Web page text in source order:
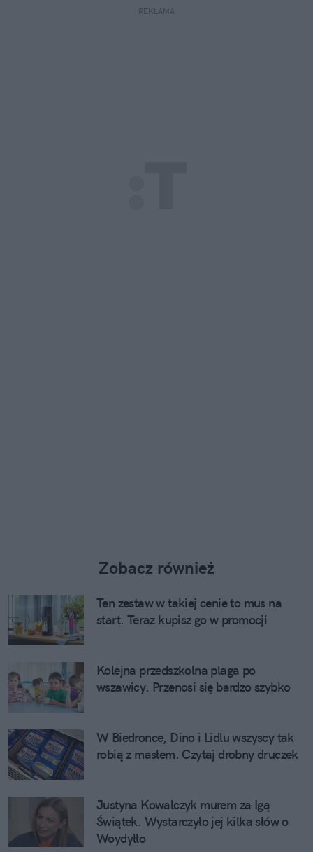
REKLAMA
Zobacz również
Ten zestaw w takiej cenie to mus na
start. Teraz kupisz go w promocji
Kolejna przedszkolna plaga po
wszawicy. Przenosi się bardzo szybko
W Biedronce, Dino i Lidlu wszyscy tak
robią z masłem. Czytaj drobny druczek
Justyna Kowalczyk murem za Igą
Świątek. Wystarczyło jej kilka słów o
Woydyłło